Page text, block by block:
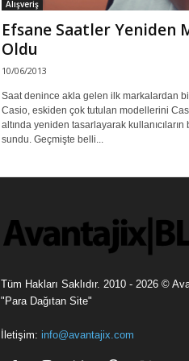
Alışveriş
Efsane Saatler Yeniden
Oldu
10/06/2013
Saat denince akla gelen ilk markalardan
Casio, eskiden çok tutulan modellerini
altında yeniden tasarlayarak
sundu. Geçmişte belli...
Tüm Hakları Saklıdır. 2010 - 2026 ©
"Para Dağıtan Site"
İletişim: info@avantajix.com